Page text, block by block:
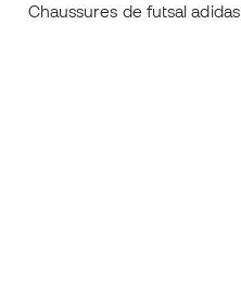
Chaussures de futsal adidas